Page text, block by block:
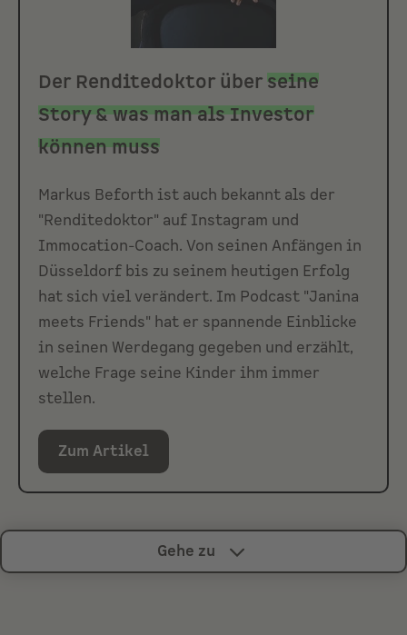
Der Renditedoktor überseine
Story & was man als Investor
können muss
Markus Beforth ist auch bekannt als der
"Renditedoktor" auf Instagram und
Immocation-Coach. Von seinen Anfängen in
Düsseldorf bis zu seinem heutigen Erfolg
hat sich viel verändert. Im Podcast "Janina
meets Friends" hat er spannende Einblicke
in seinen Werdegang gegeben und erzählt,
welche Frage seine Kinder ihm immer
stellen.
Zum Artikel
Gehe zu